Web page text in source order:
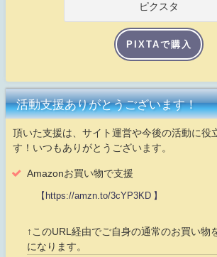
ピクスタ
PIXTAで購入
活動支援ありがとうございます！
頂いた支援は、サイト運営や今後の活動に役
す！いつもありがとうございます。
Amazonお買い物で支援
【https://amzn.to/3cYP3KD 】
↑このURL経由でご自身の通常のお買い物
になります。